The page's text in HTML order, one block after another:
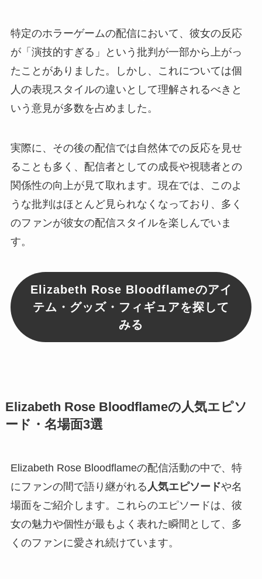
特定のホラーゲームの配信において、彼女の反応
が「演技的すぎる」という批判が一部から上がっ
たことがありました。しかし、これについては個
人の表現スタイルの違いとして理解されるべきと
いう意見が多数を占めました。
実際に、その後の配信では自然体での反応を見せ
ることも多く、配信者としての成長や視聴者との
関係性の向上が見て取れます。現在では、このよ
うな批判はほとんど見られなくなっており、多く
のファンが彼女の配信スタイルを楽しんでいま
す。
Elizabeth Rose Bloodflameのアイ
テム・グッズ・フィギュアを探して
みる
Elizabeth Rose Bloodflameの人気エピソ
ード・名場面3選
Elizabeth Rose Bloodflameの配信活動の中で、特
にファンの間で語り継がれる 人気エピソードや名
場面をご紹介します。これらのエピソードは、彼
女の魅力や個性が最もよく表れた瞬間として、多
くのファンに愛され続けています。